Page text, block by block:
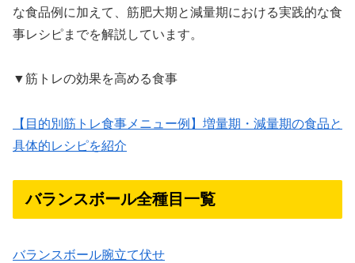
な食品例に加えて、筋肥大期と減量期における実践的な食
事レシピまでを解説しています。
▼筋トレの効果を高める食事
【目的別筋トレ食事メニュー例】増量期・減量期の食品と
具体的レシピを紹介
バランスボール全種目一覧
バランスボール腕立て伏せ